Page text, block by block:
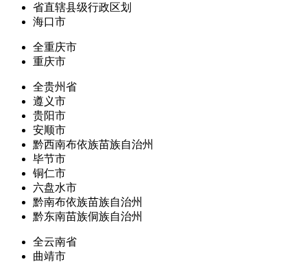
省直辖县级行政区划
海口市
全重庆市
重庆市
全贵州省
遵义市
贵阳市
安顺市
黔西南布依族苗族自治州
毕节市
铜仁市
六盘水市
黔南布依族苗族自治州
黔东南苗族侗族自治州
全云南省
曲靖市